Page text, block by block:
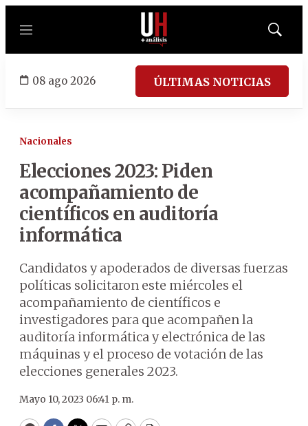
Menú
Mostrar
08 ago 2026 ÚLTIMAS NOTICIAS
Nacionales
Elecciones 2023: Piden
acompañamiento de
científicos en auditoría
informática
Candidatos y apoderados de diversas fuerzas
políticas solicitaron este miércoles el
acompañamiento de científicos e
investigadores para que acompañen la
auditoría informática y electrónica de las
máquinas y el proceso de votación de las
elecciones generales 2023.
Mayo 10, 2023 06:41 p. m.